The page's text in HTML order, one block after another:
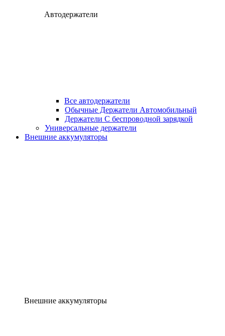
Автодержатели
Все автодержатели
Обычные Держатели Автомобильный
Держатели С беспроводной зарядкой
Универсальные держатели
Внешние аккумуляторы
Внешние аккумуляторы